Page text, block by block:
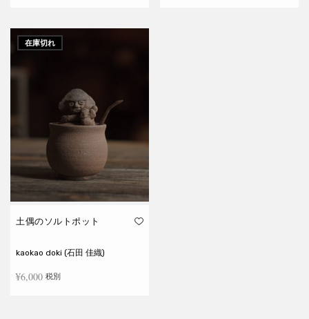
在庫切れ
土偶のソルトポット
kaokao doki (石田 佳織)
¥6,000 税別